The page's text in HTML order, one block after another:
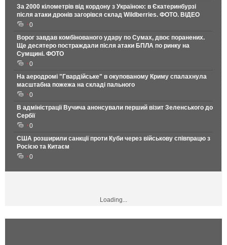
За 2000 кілометрів від кордону з Україною: в Єкатеринбурзі
після атаки дронів загорівся склад Wildberries. ФОТО. ВІДЕО
0
Ворог завдав комбінованого удару по Сумах, двоє поранених.
Ще десятеро постраждали після атаки БПЛА по ринку на
Сумщині. ФОТО
0
На аеродромі "Гвардійське" в окупованому Криму спалахнула
масштабна пожежа на складі пального
0
В адміністрації Вучича анонсували перший візит Зеленського до
Сербії
0
США розширили санкції проти Куби через військову співпрацю з
Росією та Китаєм
0
Loading...